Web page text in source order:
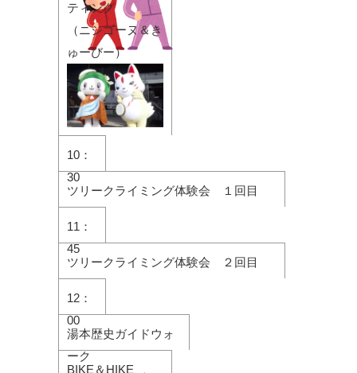
ティング
（ニシゴーヌ＆き
ゅーびー）
10：
30
ツリークライミング体験会 １回目
11：
45
ツリークライミング体験会 ２回目
12：
00
湯本歴史ガイドウォ
ーク
BIKE＆HIKE